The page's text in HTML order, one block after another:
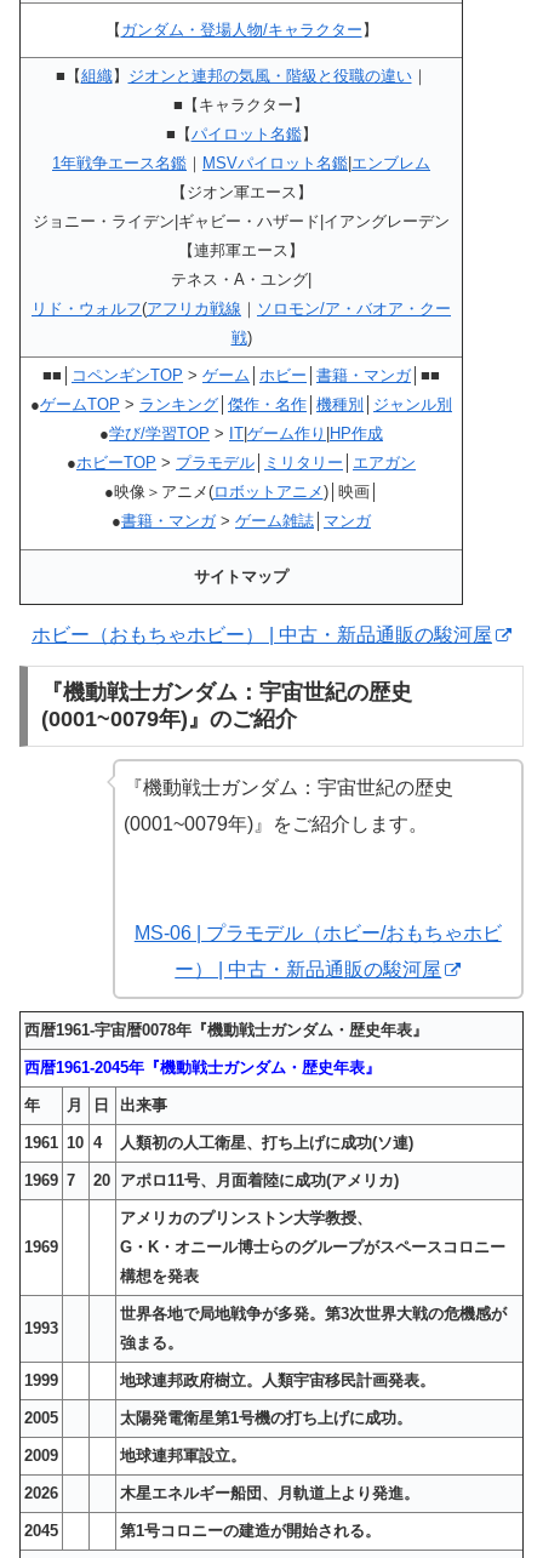
【 ガンダム・登場人物/キャラクター 】
■【組織】 ジオンと連邦の気風・階級と役職の違い｜
■【キャラクター】
■【パイロット名鑑】
1年戦争エース名鑑 ｜ MSVパイロット名鑑 エンブレム
【ジオン軍エース】
ジョニー・ライデン|ギャビー・ハザード|イアングレーデン
【連邦軍エース】
テネス・A・ユング|
リド・ウォルフ(アフリカ戦線 ｜ ソロモン/ア・バオア・クー
戦)
■■│ コペンギンTOP > ゲーム ホビー 書籍・マンガ│■■
●ゲームTOP > ランキング 傑作・名作 機種別
ジャンル別
●学び/学習TOP > IT ゲーム作り HP作成
●ホビーTOP > プラモデル ミリタリー
エアガン
●映像＞アニメ(ロボットアニメ)│映画│
●書籍・マンガ> ゲーム雑誌 マンガ
サイトマップ
ホビー（おもちゃホビー） | 中古・新品通販の駿河屋
『機動戦士ガンダム：宇宙世紀の歴史
(0001~0079年)』のご紹介
『機動戦士ガンダム：宇宙世紀の歴史
(0001~0079年)』をご紹介します。
MS-06 | プラモデル（ホビー/おもちゃホビ
ー） | 中古・新品通販の駿河屋
西暦1961-宇宙暦0078年『機動戦士ガンダム・歴史年表』
西暦1961-2045年『機動戦士ガンダム・歴史年表』
年 月 日 出来事
1961 10 4 人類初の人工衛星、打ち上げに成功(ソ連)
1969 7 20 アポロ11号、月面着陸に成功(アメリカ)
1969
アメリカのプリンストン大学教授、
G・K・オニール博士らのグループがスペースコロニー
構想を発表
1993
世界各地で局地戦争が多発。第3次世界大戦の危機感が
強まる。
1999 地球連邦政府樹立。人類宇宙移民計画発表。
2005 太陽発電衛星第1号機の打ち上げに成功。
2009 地球連邦軍設立。
2026 木星エネルギー船団、月軌道上より発進。
2045 第1号コロニーの建造が開始される。